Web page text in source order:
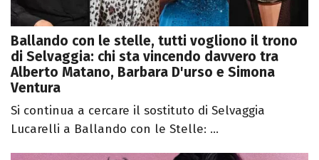
Ballando con le stelle, tutti vogliono il trono
di Selvaggia: chi sta vincendo davvero tra
Alberto Matano, Barbara D'urso e Simona
Ventura
Si continua a cercare il sostituto di Selvaggia
Lucarelli a Ballando con le Stelle: ...